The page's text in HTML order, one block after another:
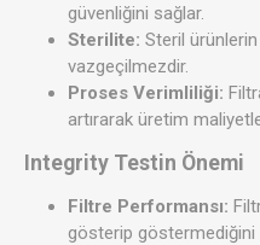
güvenliğini sağlar.
Sterilite: Steril
vazgeçilmezdir.
Proses Verimliliği:
artırarak üretim
Integrity Testin Önemi
Filtre Performansı:
gösterip göstermediğini